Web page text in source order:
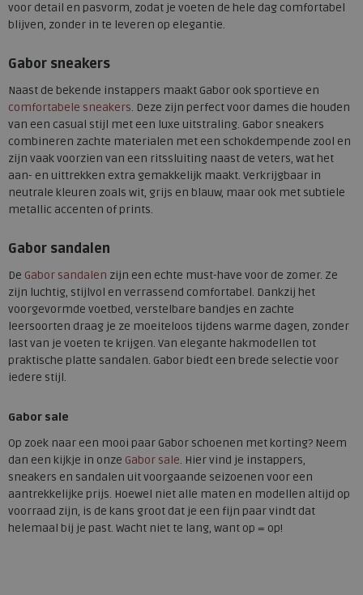
voor detail en pasvorm, zodat je voeten de hele dag comfortabel
blijven, zonder in te leveren op elegantie.
Gabor sneakers
Naast de bekende instappers maakt Gabor ook sportieve en
comfortabele sneakers. Deze zijn perfect voor dames die houden
van een casual stijl met een luxe uitstraling. Gabor sneakers
combineren zachte materialen met een schokdempende zool en
zijn vaak voorzien van een ritssluiting naast de veters, wat het
aan- en uittrekken extra gemakkelijk maakt. Verkrijgbaar in
neutrale kleuren zoals wit, grijs en blauw, maar ook met subtiele
metallic accenten of prints.
Gabor sandalen
De Gabor sandalen zijn een echte must-have voor de zomer. Ze
zijn luchtig, stijlvol en verrassend comfortabel. Dankzij het
voorgevormde voetbed, verstelbare bandjes en zachte
leersoorten draag je ze moeiteloos tijdens warme dagen, zonder
last van je voeten te krijgen. Van elegante hakmodellen tot
praktische platte sandalen. Gabor biedt een brede selectie voor
iedere stijl.
Gabor sale
Op zoek naar een mooi paar Gabor schoenen met korting? Neem
dan een kijkje in onze Gabor sale. Hier vind je instappers,
sneakers en sandalen uit voorgaande seizoenen voor een
aantrekkelijke prijs. Hoewel niet alle maten en modellen altijd op
voorraad zijn, is de kans groot dat je een fijn paar vindt dat
helemaal bij je past. Wacht niet te lang, want op = op!